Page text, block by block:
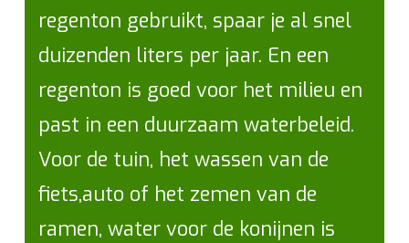
regenton gebruikt, spaar je al snel
duizenden liters per jaar. En een
regenton is goed voor het milieu en
past in een duurzaam waterbeleid.
Voor de tuin, het wassen van de
fiets,auto of het zemen van de
ramen, water voor de konijnen is